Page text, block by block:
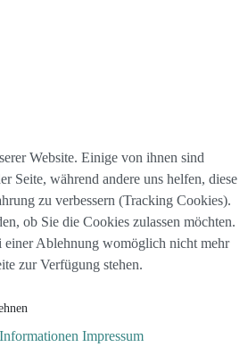
Website. Einige von ihnen sind
Seite, während andere uns helfen, diese
zu verbessern (Tracking Cookies).
ob Sie die Cookies zulassen möchten.
einer Ablehnung womöglich nicht mehr
zur Verfügung stehen.
Impressum